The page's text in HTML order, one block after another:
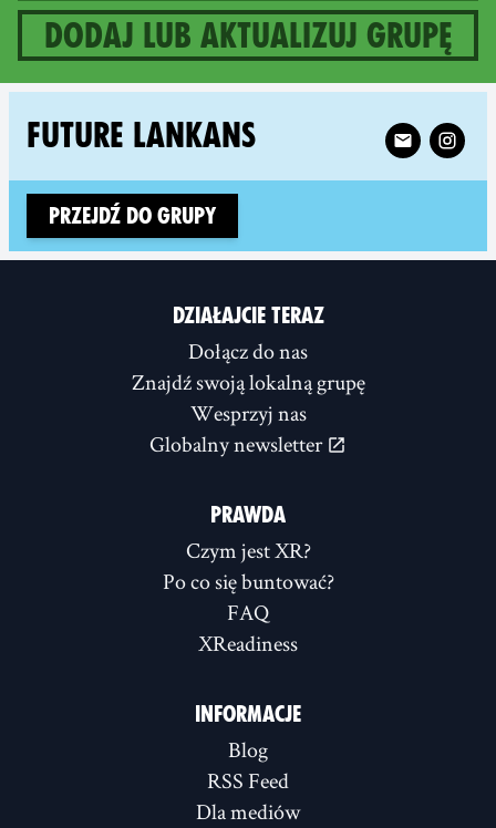
Dodaj lub aktualizuj grupę
1 groups in Sri Lanka
FUTURE LANKANS Follow XR
Przejdź do grupy
DZIAŁAJCIE TERAZ
Dołącz do nas
Znajdź swoją lokalną grupę
Wesprzyj nas
Globalny newsletter
PRAWDA
Czym jest XR?
Po co się buntować?
FAQ
XReadiness
INFORMACJE
Blog
RSS Feed
Dla mediów